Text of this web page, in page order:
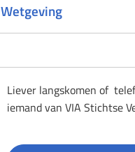
Wetgeving
Liever langskomen of
iemand van VIA Stichtse